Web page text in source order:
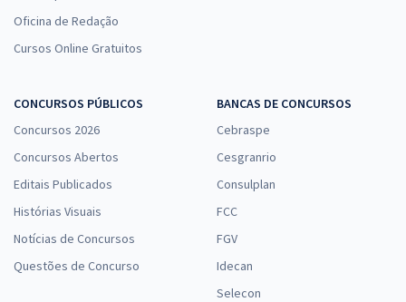
Oficina de Redação
Cursos Online Gratuitos
CONCURSOS PÚBLICOS
Concursos 2026
Concursos Abertos
Editais Publicados
Histórias Visuais
Notícias de Concursos
Questões de Concurso
BANCAS DE CONCURSOS
Cebraspe
Cesgranrio
Consulplan
FCC
FGV
Idecan
Selecon